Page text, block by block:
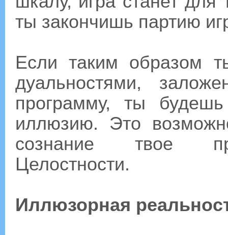
ты закончишь партию
Если таким образом
дуальностями,
программу, ты
иллюзию. Это
сознание твое
Целостности.
Иллюзорная